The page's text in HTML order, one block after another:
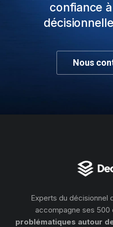
confiance
Nous
Experts du décisionnel
accompagne ses 500
problématiques autour